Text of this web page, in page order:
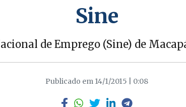
Sine
de Emprego (Sine) de
Publicado em 14/1/2015 | 0:08